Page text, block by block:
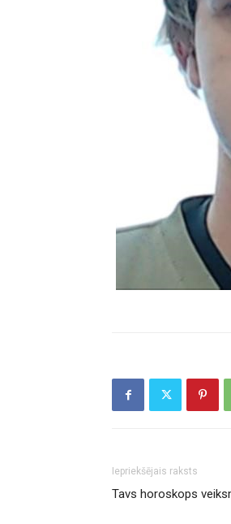
Iepriekšējais raksts
Tavs horoskops